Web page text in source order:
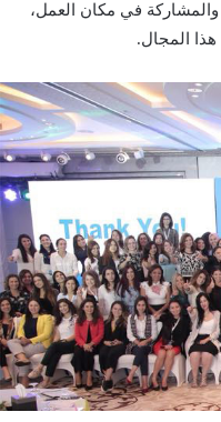
والمشاركة في مكان العمل،
المجال.